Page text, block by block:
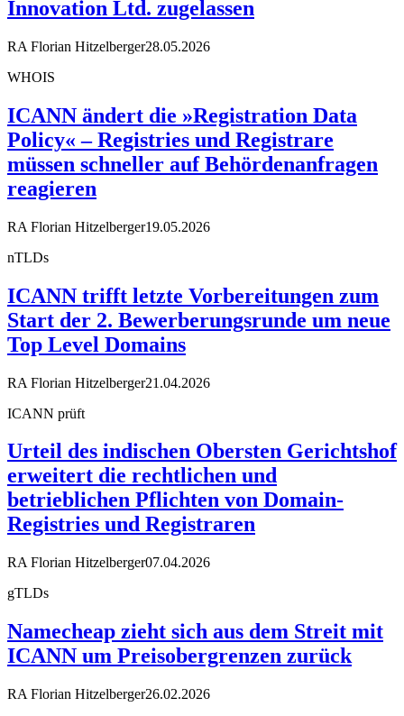
Innovation Ltd. zugelassen
RA Florian Hitzelberger28.05.2026
WHOIS
ICANN ändert die »Registration Data
Policy« – Registries und Registrare
müssen schneller auf Behördenanfragen
reagieren
RA Florian Hitzelberger19.05.2026
nTLDs
ICANN trifft letzte Vorbereitungen zum
Start der 2. Bewerberungsrunde um neue
Top Level Domains
RA Florian Hitzelberger21.04.2026
ICANN prüft
Urteil des indischen Obersten Gerichtshof
erweitert die rechtlichen und
betrieblichen Pflichten von Domain-
Registries und Registraren
RA Florian Hitzelberger07.04.2026
gTLDs
Namecheap zieht sich aus dem Streit mit
ICANN um Preisobergrenzen zurück
RA Florian Hitzelberger26.02.2026